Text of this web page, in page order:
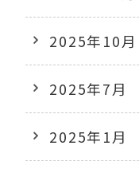
2025年10月
2025年7月
2025年1月